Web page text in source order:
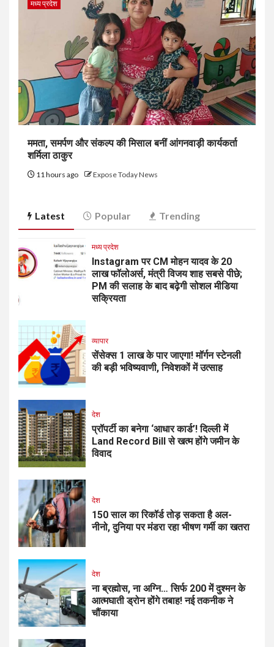
मध्य प्रदेश
ममता, समर्पण और संकल्प की मिसाल बनीं आंगनवाड़ी कार्यकर्ता
शर्मिला ठाकुर
11 hours ago Expose Today News
Latest Popular Trending
मध्य प्रदेश
Instagram पर CM मोहन यादव के 20
लाख फॉलोअर्स, मंत्री विजय शाह सबसे पीछे;
PM की सलाह के बाद बढ़ेगी सोशल मीडिया
सक्रियता
व्यापार
सेंसेक्स 1 लाख के पार जाएगा! मॉर्गन स्टेनली
की बड़ी भविष्यवाणी, निवेशकों में उत्साह
देश
प्रॉपर्टी का बनेगा ‘आधार कार्ड’! दिल्ली में
Land Record Bill से खत्म होंगे जमीन के
विवाद
देश
150 साल का रिकॉर्ड तोड़ सकता है अल-
नीनो, दुनिया पर मंडरा रहा भीषण गर्मी का खतरा
देश
ना ब्रह्मोस, ना अग्नि… सिर्फ ₹200 में दुश्मन के
आत्मघाती ड्रोन होंगे तबाह! नई तकनीक ने
चौंकाया